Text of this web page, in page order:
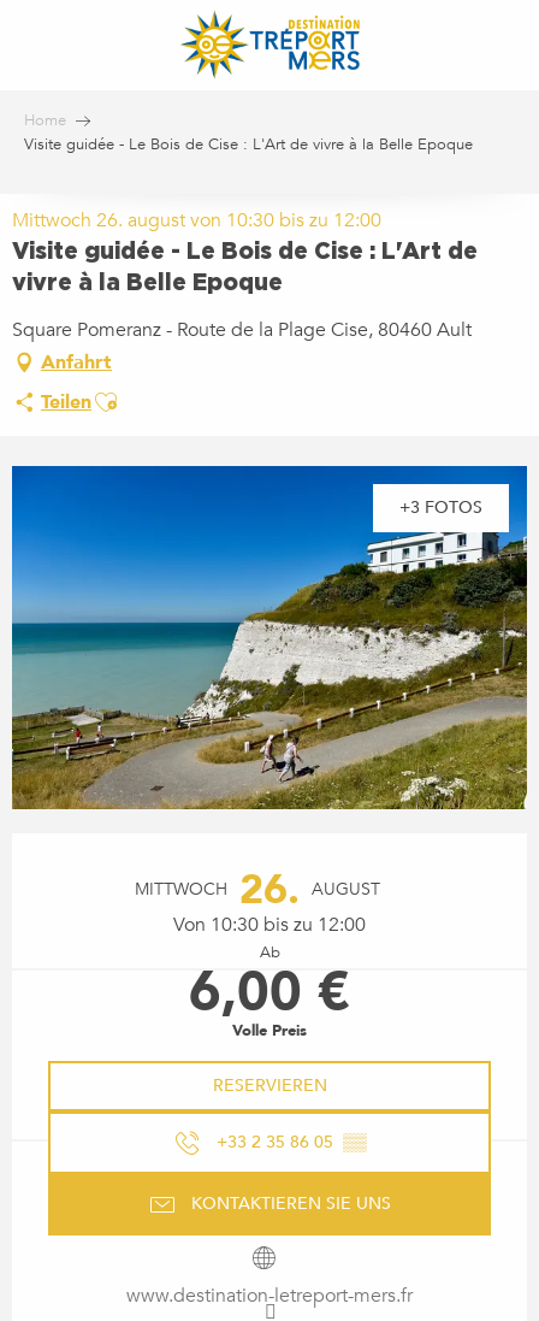
Home
Visite guidée - Le Bois de Cise : L'Art de vivre à la Belle Epoque
Mittwoch 26. august von 10:30 bis zu 12:00
Visite guidée - Le Bois de Cise : L'Art de
vivre à la Belle Epoque
Square Pomeranz - Route de la Plage Cise, 80460 Ault
Anfahrt
TeilenAjouter aux favoris
+3 FOTOS
MITTWOCH 26. AUGUST
Von 10:30 bis zu 12:00
Ab
6,00 €
Volle Preis
RESERVIEREN
+33 2 35 86 05 ▒▒
KONTAKTIEREN SIE UNS
www.destination-letreport-mers.fr